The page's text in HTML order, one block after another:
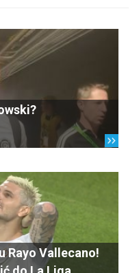
Rayo Vallecano!